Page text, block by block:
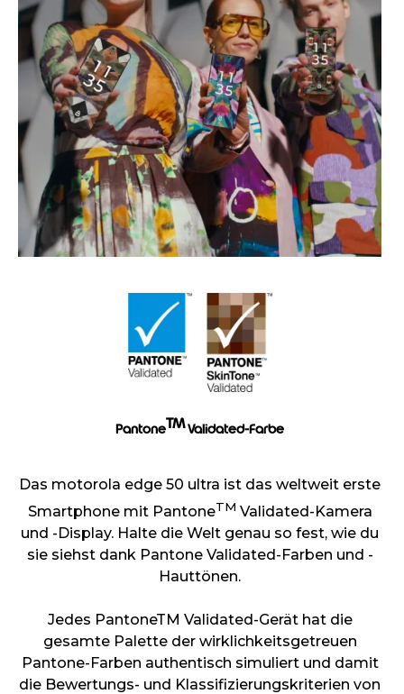
PantoneTMValidated-Farbe
Das motorola edge 50 ultra ist das weltweit erste
Smartphone mit PantoneTM Validated-Kamera
und -Display. Halte die Welt genau so fest, wie du
sie siehst dank Pantone Validated-Farben und -
Hauttönen.
Jedes PantoneTM Validated-Gerät hat die
gesamte Palette der wirklichkeitsgetreuen
Pantone-Farben authentisch simuliert und damit
die Bewertungs- und Klassifizierungskriterien von